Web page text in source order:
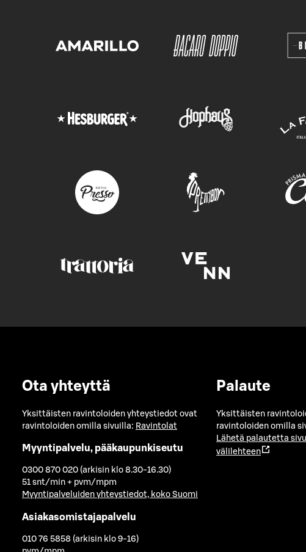
Ota yhteyttä
Yksittäisten ravintoloiden yhteystiedot ovat
ravintoloiden omilla sivuilla: Ravintolat
Myyntipalvelu, pääkaupunkiseutu
0300 870 020 (arkisin klo 8.30-16.30)
51 snt/min + pvm/mpm
Myyntipalveluiden yhteystiedot, koko Suomi
Asiakasomistajapalvelu
010 76 5858 (arkisin klo 9-16)
Palaute
Yksittäisten
ravintoloiden omilla
Lähetä palautetta
välilehteen